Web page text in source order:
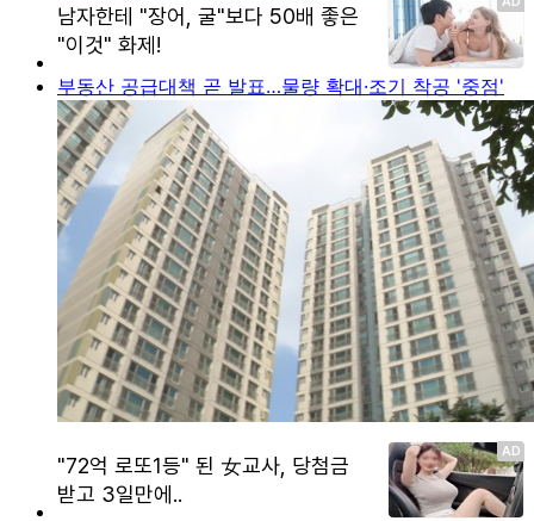
부동산 공급대책 곧 발표…물량 확대·조기 착공 '중점'